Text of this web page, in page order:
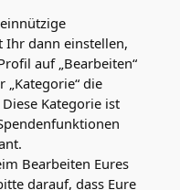
Ihr dann einstellen,
auf „Bearbeiten“
die
Kategorie ist
Bearbeiten Eures
darauf, dass Eure